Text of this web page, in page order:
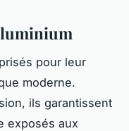
pour leur
moderne.
ils garantissent
exposés aux